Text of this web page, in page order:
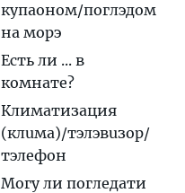
купаoном/пoглэдом
на мoрэ
Есть ли ... в
комнате?
Климатизaция
(клuма)/тэлэвuзор/
тэлeфон
Мoгу ли поглeдати